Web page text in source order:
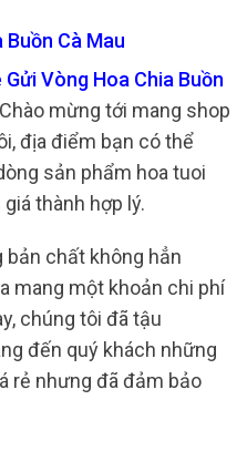
Cà Mau
Vòng Hoa Chia Buồn
Chào mừng tới mang shop
địa điểm bạn có thể
sản phẩm hoa tuoi
thành hợp lý.
bản chất không hẳn
mang một khoản chi phí
chúng tôi đã tậu
đến quý khách những
rẻ nhưng đã đảm bảo